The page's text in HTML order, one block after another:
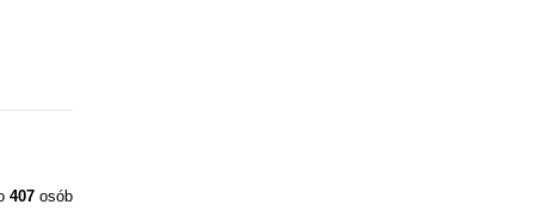
407osób